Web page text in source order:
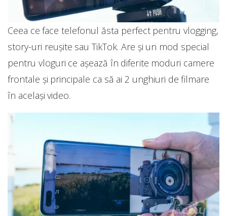
Ceea ce face telefonul ăsta perfect pentru vlogging,
story-uri reușite sau TikTok. Are și un mod special
pentru vloguri ce așează în diferite moduri camere
frontale și principale ca să ai 2 unghiuri de filmare
în același video.